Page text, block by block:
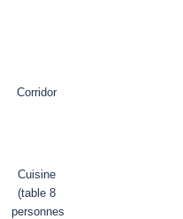
Corridor
Cuisine
(table 8
personnes